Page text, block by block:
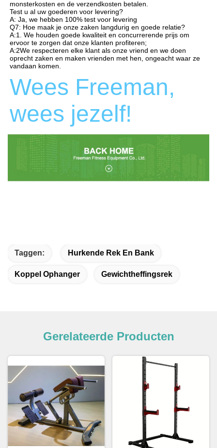
monsterkosten en de verzendkosten betalen.
Test u al uw goederen voor levering?
A: Ja, we hebben 100% test voor levering
Q7: Hoe maak je onze zaken langdurig en goede relatie?
A:1. We houden goede kwaliteit en concurrerende prijs om
ervoor te zorgen dat onze klanten profiteren;
A:2We respecteren elke klant als onze vriend en we doen
oprecht zaken en maken vrienden met hen, ongeacht waar ze
vandaan komen.
Wees Freeman,
wees jezelf!
Taggen: Hurkende Rek En Bank
Koppel Ophanger Gewichtheffingsrek
Gerelateerde Producten